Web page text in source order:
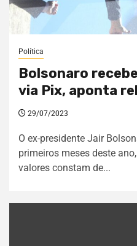
Política
Bolsonaro
via Pix, aponta
29/07/2023
O ex-presidente Jair
primeiros meses deste
valores constam de...